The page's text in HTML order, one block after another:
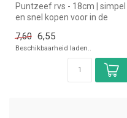
Puntzeef rvs - 18cm | simpel
en snel kopen voor in de
7,60 6,55
Beschikbaarheid laden..